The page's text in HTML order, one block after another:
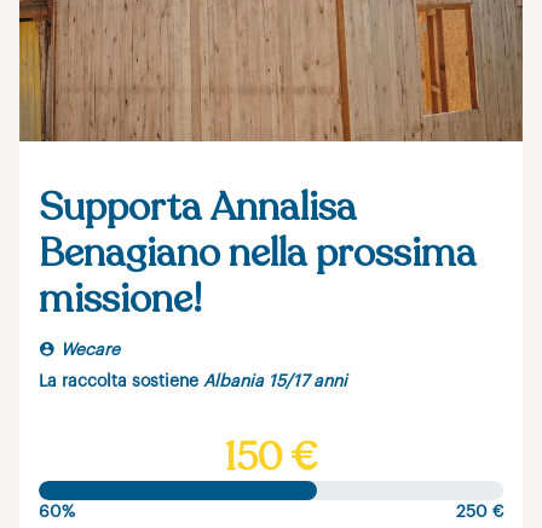
Supporta Annalisa
Benagiano nella prossima
missione!
Wecare
La raccolta sostiene Albania 15/17 anni
150 €
60%
250 €